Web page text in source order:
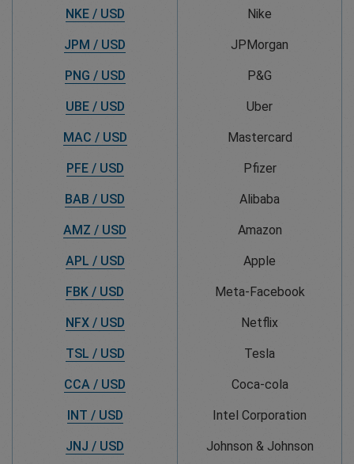
NKE / USD Nike
JPM / USD JPMorgan
PNG / USD P&G
UBE / USD Uber
MAC / USD Mastercard
PFE / USD Pfizer
BAB / USD Alibaba
AMZ / USD Amazon
APL / USD Apple
FBK / USD Meta-Facebook
NFX / USD Netflix
TSL / USD Tesla
CCA / USD Coca-cola
INT / USD Intel Corporation
JNJ / USD Johnson & Johnson